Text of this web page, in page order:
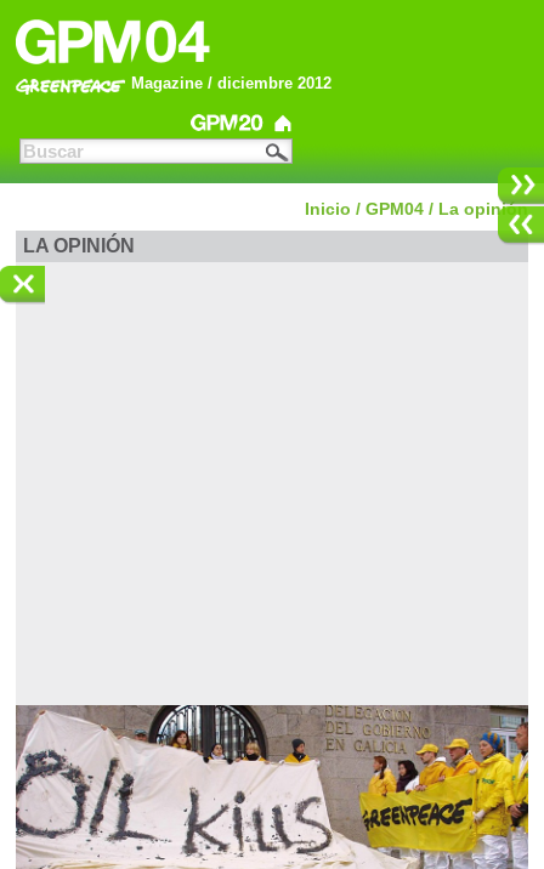
Magazine / diciembre 2012
Inicio / GPM04 / La opinión
LA OPINIÓN